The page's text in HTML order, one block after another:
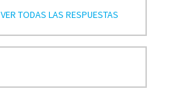
VER TODAS LAS RESPUESTAS